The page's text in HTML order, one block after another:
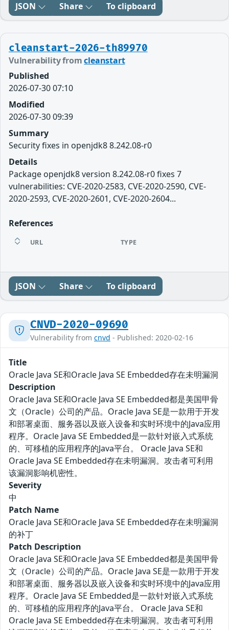
JSON Share To clipboard
cleanstart-2026-th89970
Vulnerability fromcleanstart
Published
2026-07-30 07:10
Modified
2026-07-30 09:39
Summary
Security fixes in openjdk8 8.242.08-r0
Details
Package openjdk8 version 8.242.08-r0 fixes 7
vulnerabilities: CVE-2020-2583, CVE-2020-2590, CVE-
2020-2593, CVE-2020-2601, CVE-2020-2604...
References
URL TYPE
JSON Share To clipboard
CNVD-2020-09690
Vulnerability from cnvd - Published: 2020-02-16
Title
Oracle Java SE和Oracle Java SE Embedded存在未明漏洞
Description
Oracle Java SE和Oracle Java SE Embedded都是美国甲骨
文（Oracle）公司的产品。Oracle Java SE是一款用于开发
和部署桌面、服务器以及嵌入设备和实时环境中的Java应用
程序。Oracle Java SE Embedded是一款针对嵌入式系统
的、可移植的应用程序的Java平台。 Oracle Java SE和
Oracle Java SE Embedded存在未明漏洞。攻击者可利用
该漏洞影响机密性。
Severity
中
Patch Name
Oracle Java SE和Oracle Java SE Embedded存在未明漏洞
的补丁
Patch Description
Oracle Java SE和Oracle Java SE Embedded都是美国甲骨
文（Oracle）公司的产品。Oracle Java SE是一款用于开发
和部署桌面、服务器以及嵌入设备和实时环境中的Java应用
程序。Oracle Java SE Embedded是一款针对嵌入式系统
的、可移植的应用程序的Java平台。 Oracle Java SE和
Oracle Java SE Embedded存在未明漏洞。攻击者可利用